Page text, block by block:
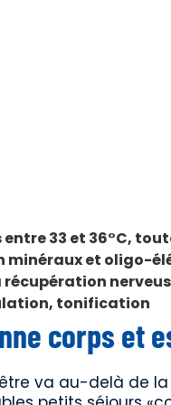
33 et 36°C,
minéraux et oligo-
tonification
corps et
va au-delà de la